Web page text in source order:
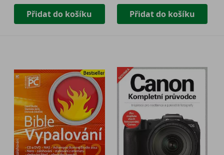
Přidat do košíku Přidat do košíku